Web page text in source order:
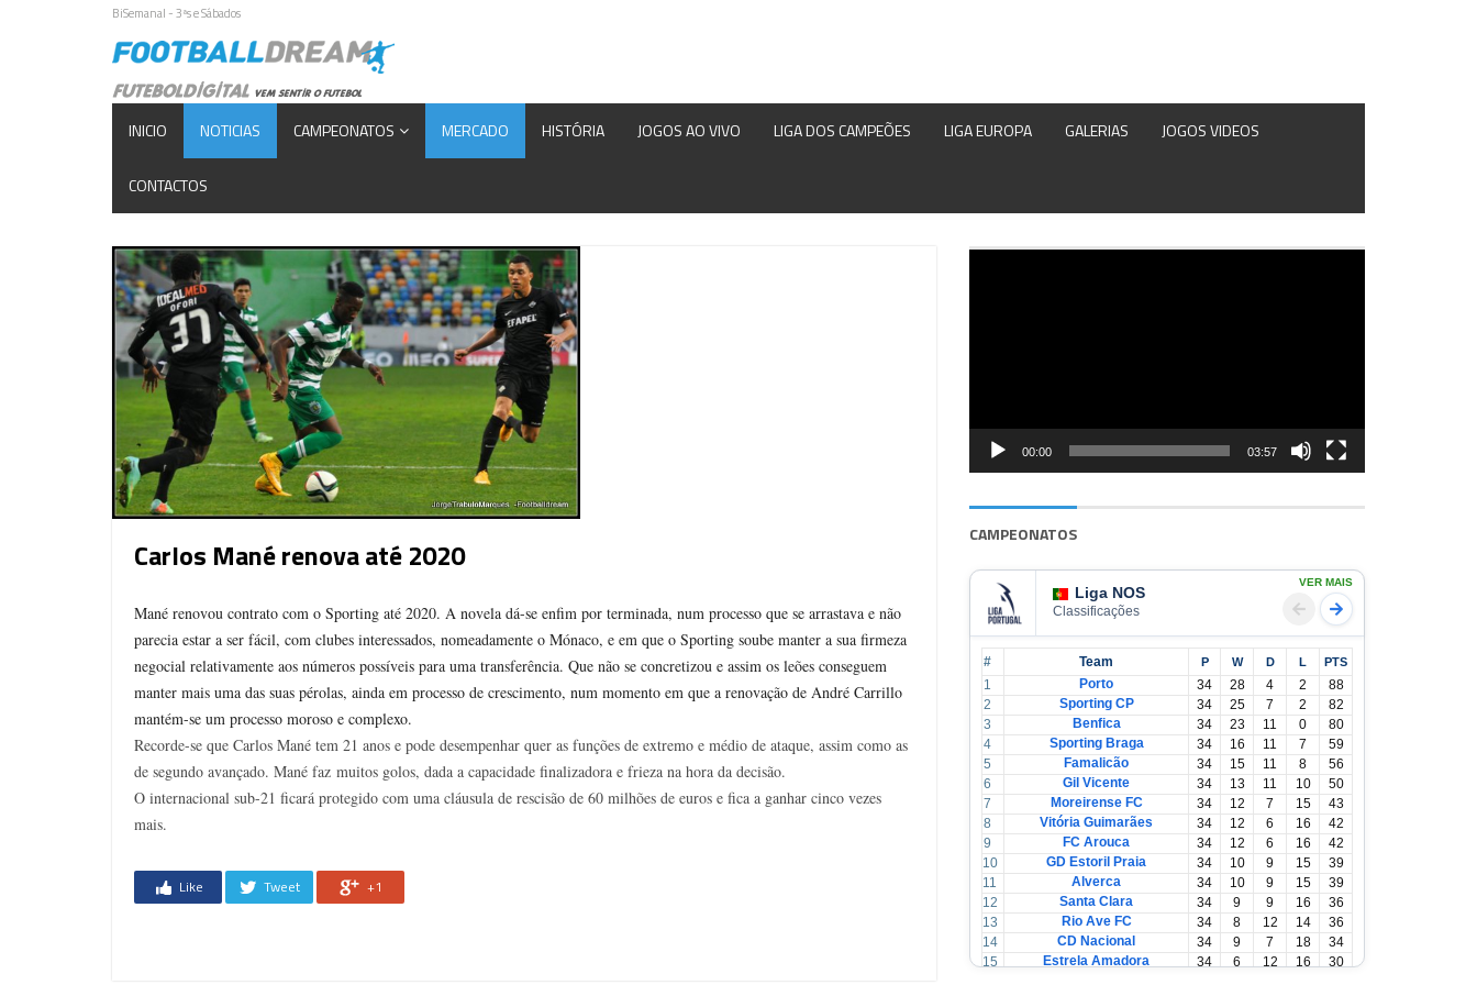
BiSemanal - 3ªs e Sábados
INICIO NOTICIAS CAMPEONATOS MERCADO HISTÓRIA JOGOS AO VIVO LIGA DOS CAMPEÕES LIGA EUROPA GALERIAS JOGOS VIDEOS
CONTACTOS
Carlos Mané renova até 2020
Mané renovou contrato com o Sporting até 2020. A novela dá-se enfim por terminada, num processo que se arrastava e não
parecia estar a ser fácil, com clubes interessados, nomeadamente o Mónaco, e em que o Sporting soube manter a sua firmeza
negocial relativamente aos números possíveis para uma transferência. Que não se concretizou e assim os leões conseguem
manter mais uma das suas pérolas, ainda em processo de crescimento, num momento em que a renovação de André Carrillo
mantém-se um processo moroso e complexo.
Recorde-se que Carlos Mané tem 21 anos e pode desempenhar quer as funções de extremo e médio de ataque, assim como as
de segundo avançado. Mané faz muitos golos, dada a capacidade finalizadora e frieza na hora da decisão.
O internacional sub-21 ficará protegido com uma cláusula de rescisão de 60 milhões de euros e fica a ganhar cinco vezes
mais.
Like Tweet +1
00:00 03:57
CAMPEONATOS
Liga NOS
Classificações
VER MAIS
# Team P W D L PTS
1 Porto 34 28 4 2
88
2
Sporting CP 34 25 7 2
82
3
Benfica 34 23 11 0
80
4
Sporting Braga 34 16 11 7
59
5
Famalicão 34 15 11 8
56
6
Gil Vicente 34 13 11 10
50
7
Moreirense FC 34 12 7 15
43
8
Vitória Guimarães 34 12 6 16
42
9
FC Arouca 34 12 6 16
42
10
GD Estoril Praia 34 10 9 15
39
11
Alverca 34 10 9 15
39
12
Santa Clara 34 9 9 16
36
13
Rio Ave FC 34 8 12 14
36
14
CD Nacional 34 9 7 18
34
15
Estrela Amadora 34 6 12 16
30